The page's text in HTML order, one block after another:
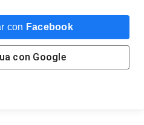
con Facebook
con Google